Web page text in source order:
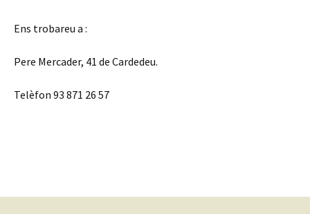
Ens trobareu a :
Pere Mercader, 41 de Cardedeu.
Telèfon 93 871 26 57